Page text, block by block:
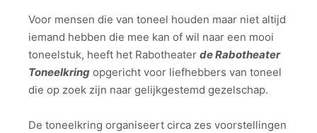
Voor mensen die van toneel houden maar niet altijd
iemand hebben die mee kan of wil naar een mooi
toneelstuk, heeft het Rabotheater de Rabotheater
Toneelkring opgericht voor liefhebbers van toneel
die op zoek zijn naar gelijkgestemd gezelschap.
De toneelkring organiseert circa zes voorstellingen